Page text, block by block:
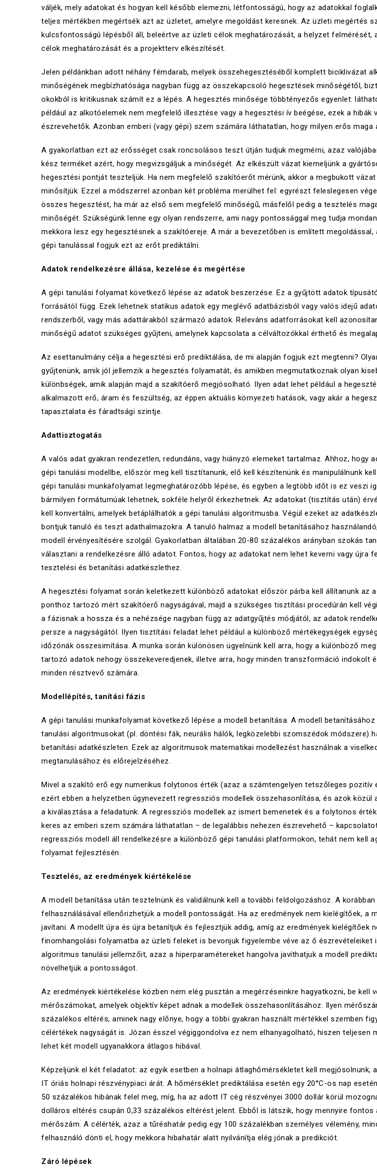
váljék, mely adatokat és hogyan kell később elemezni, létfontosságú, hogy az adatokkal
teljes mértékben megértsék azt az üzletet, amelyre megoldást keresnek. Az üzleti megértés
kulcsfontosságú lépésből áll, beleértve az üzleti célok meghatározását, a helyzet felmérését,
célok meghatározását és a projektterv elkészítését.
Jelen példánkban adott néhány fémdarab, melyek összehegesztéséből komplett biciklivázat
minőségének megbízhatósága nagyban függ az összekapcsoló hegesztések minőségétől,
okokból is kritikusnak számít ez a lépés. A hegesztés minősége többtényezős egyenlet:
például az alkotóelemek nem megfelelő illesztése vagy a hegesztési ív beégése, ezek a hibák
észrevehetők. Azonban emberi (vagy gépi) szem számára láthatatlan, hogy milyen erős
A gyakorlatban ezt az erősséget csak roncsolásos teszt útján tudjuk megmérni, azaz
kész terméket azért, hogy megvizsgáljuk a minőségét. Az elkészült vázat kiemeljünk a
hegesztési pontját teszteljük. Ha nem megfelelő szakítóerőt mérünk, akkor a megbukott
minősítjük. Ezzel a módszerrel azonban két probléma merülhet fel: egyrészt feleslegesen
összes hegesztést, ha már az első sem megfelelő minőségű, másfelől pedig a tesztelés
minőségét. Szükségünk lenne egy olyan rendszerre, ami nagy pontossággal meg tudja
mekkora lesz egy hegesztésnek a szakítóereje. A már a bevezetőben is említett megoldással,
gépi tanulással fogjuk ezt az erőt prediktálni.
Adatok rendelkezésre állása, kezelése és megértése
A gépi tanulási folyamat következő lépése az adatok beszerzése. Ez a gyűjtött adatok
forrásától függ. Ezek lehetnek statikus adatok egy meglévő adatbázisból vagy valós idejű
rendszerből, vagy más adattárakból származó adatok. Releváns adatforrásokat kell
minőségű adatot szükséges gyűjteni, amelynek kapcsolata a célváltozókkal érthető és
Az esettanulmány célja a hegesztési erő prediktálása, de mi alapján fogjuk ezt megtenni?
gyűjtenünk, amik jól jellemzik a hegesztés folyamatát, és amikben megmutatkoznak olyan
különbségek, amik alapján majd a szakítóerő megjósolható. Ilyen adat lehet például a
alkalmazott erő, áram és feszültség, az éppen aktuális környezeti hatások, vagy akár a
tapasztalata és fáradtsági szintje.
Adattisztogatás
A valós adat gyakran rendezetlen, redundáns, vagy hiányzó elemeket tartalmaz. Ahhoz, hogy
gépi tanulási modellbe, először meg kell tisztítanunk, elő kell készítenünk és manipulálnunk
gépi tanulási munkafolyamat legmeghatározóbb lépése, és egyben a legtöbb időt is ez veszi
bármilyen formátumúak lehetnek, sokféle helyről érkezhetnek. Az adatokat (tisztítás után)
kell konvertálni, amelyek betáplálhatók a gépi tanulási algoritmusba. Végül ezeket az
bontjuk tanuló és teszt adathalmazokra. A tanuló halmaz a modell betanításához
modell érvényesítésére szolgál. Gyakorlatban általában 20-80 százalékos arányban szokás
választani a rendelkezésre álló adatot. Fontos, hogy az adatokat nem lehet keverni vagy újra
tesztelési és betanítási adatkészlethez.
A hegesztési folyamat során keletkezett különböző adatokat először párba kell állítanunk az
ponthoz tartozó mért szakítóerő nagyságával, majd a szükséges tisztítási procedúrán kell
a fázisnak a hossza és a nehézsége nagyban függ az adatgyűjtés módjától, az adatok
persze a nagyságától. Ilyen tisztítási feladat lehet például a különböző mértékegységek
időzónák összesimítása. A munka során különösen ügyelnünk kell arra, hogy a különböző
tartozó adatok nehogy összekeveredjenek, illetve arra, hogy minden transzformáció indokolt
minden résztvevő számára.
Modellépítés, tanítási fázis
A gépi tanulási munkafolyamat következő lépése a modell betanítása. A modell
tanulási algoritmusokat (pl. döntési fák, neurális hálók, legközelebbi szomszédok módszere)
betanítási adatkészleten. Ezek az algoritmusok matematikai modellezést használnak a
megtanulásához és előrejelzéséhez.
Mivel a szakító erő egy numerikus folytonos érték (azaz a számtengelyen tetszőleges pozitív
ezért ebben a helyzetben úgynevezett regressziós modellek összehasonlítása, és azok közül
a kiválasztása a feladatunk. A regressziós modellek az ismert bemenetek és a folytonos
keres az emberi szem számára láthatatlan – de legalábbis nehezen észrevehető –
regressziós modell áll rendelkezésre a különböző gépi tanulási platformokon, tehát nem kell
folyamat fejlesztésén.
Tesztelés, az eredmények kiértékelése
A modell betanítása után tesztelnünk és validálnunk kell a további feldolgozáshoz. A
felhasználásával ellenőrizhetjük a modell pontosságát. Ha az eredmények nem kielégítőek, a
javítani. A modellt újra és újra betanítjuk és fejlesztjük addig, amíg az eredmények kielégítőek
finomhangolási folyamatba az üzleti feleket is bevonjuk figyelembe véve az ő észrevételeiket
algoritmus tanulási jellemzőit, azaz a hiperparamétereket hangolva javíthatjuk a modell
növelhetjük a pontosságot.
Az eredmények kiértékelése közben nem elég pusztán a megérzéseinkre hagyatkozni, be kell
mérőszámokat, amelyek objektív képet adnak a modellek összehasonlításához. Ilyen
százalékos eltérés, aminek nagy előnye, hogy a többi gyakran használt mértékkel szemben
célértékek nagyságát is. Józan ésszel végiggondolva ez nem elhanyagolható, hiszen teljesen
lehet két modell ugyanakkora átlagos hibával.
Képzeljünk el két feladatot: az egyik esetben a holnapi átlaghőmérsékletet kell megjósolnunk,
IT óriás holnapi részvénypiaci árát. A hőmérséklet prediktálása esetén egy 20°C-os nap
50 százalékos hibának felel meg, míg, ha az adott IT cég részvényei 3000 dollár körül
dolláros eltérés csupán 0,33 százalékos eltérést jelent. Ebből is látszik, hogy mennyire
mérőszám. A célérték, azaz a tűréshatár pedig egy 100 százalékban személyes vélemény,
felhasználó dönti el, hogy mekkora hibahatár alatt nyilvánítja elég jónak a predikciót.
Záró lépések